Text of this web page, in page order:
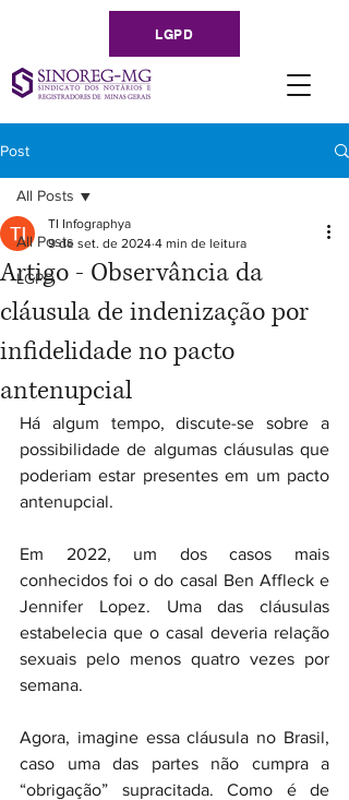
LGPD
Post
All Posts
LGPD
All Posts
Artigo - Observância da
cláusula de indenização por
infidelidade no pacto
antenupcial
TI Infographya
9 de set. de 2024 4 min de leitura
Há algum tempo, discute-se sobre a
possibilidade de algumas cláusulas que
poderiam estar presentes em um pacto
antenupcial.
Em 2022, um dos casos mais
conhecidos foi o do casal Ben Affleck e
Jennifer Lopez. Uma das cláusulas
estabelecia que o casal deveria relação
sexuais pelo menos quatro vezes por
semana.
Agora, imagine essa cláusula no Brasil,
caso uma das partes não cumpra a
“obrigação” supracitada. Como é de